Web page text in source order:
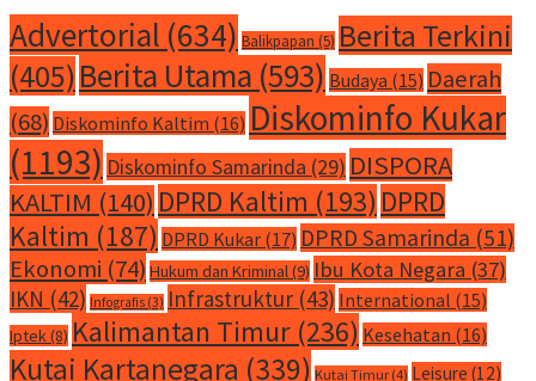
Advertorial (634) Balikpapan (5) Berita Terkini
(405)Berita Utama (593) Budaya (15) Daerah
(68) Diskominfo Kaltim (16) Diskominfo Kukar
(1193) Diskominfo Samarinda (29) DISPORA
KALTIM (140) DPRD Kaltim (193) DPRD
Kaltim (187) DPRD Kukar (17) DPRD Samarinda (51)
Ekonomi (74) Hukum dan Kriminal(9) Ibu Kota Negara (37)
IKN (42) Infografis (3) Infrastruktur (43) International (15)
Iptek(8) Kalimantan Timur (236) Kesehatan (16)
Kutai Kartanegara (339) Kutai Timur (4) Leisure (12)